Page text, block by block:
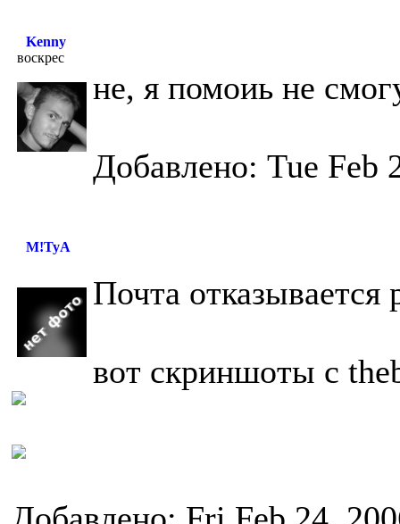
Kenny
воскрес
не, я помоиь не
Добавлено: Tue Feb
M!TyA
Почта отказывается
вот скриншоты с